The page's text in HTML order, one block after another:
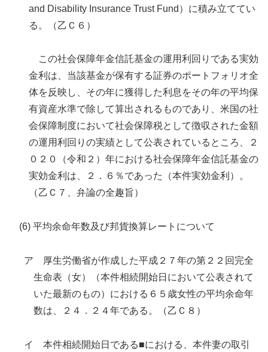
and Disability Insurance Trust Fund）に積み立ててい
る。（乙Ｃ６）
この社会保障年金信託基金の運用利回りである実効
金利は、当該基金が保有する証券のポートフォリオ全
体を反映し、その年に獲得した利息をその年の平均保
有資産水準で除して算出されるものであり、米国の社
会保障制度において社会保障税として徴収された金額
の運用利回りの実績として公表されているところ、２
０２０（令和２）年における社会保障年金信託基金の
実効金利は、２．６％であった（本件実効金利）。
（乙Ｃ７、弁論の全趣旨）
(6) 平均余命年数及び邦貨換算レートについて
ア 厚生労働省が作成した平成２７年の第２２回完全
生命表（女）（本件相続開始日において公表されて
いた最新のもの）における６５歳女性の平均余命年
数は、２４．２４年である。（乙Ｃ８）
イ 本件相続開始日である■における、本件妻の取引